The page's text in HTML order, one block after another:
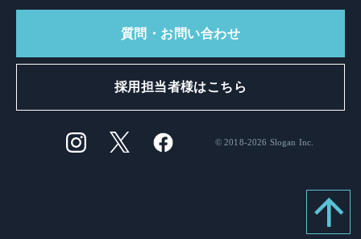
質問・お問い合わせ
採用担当者様はこちら
© 2018-2026 Slogan Inc.